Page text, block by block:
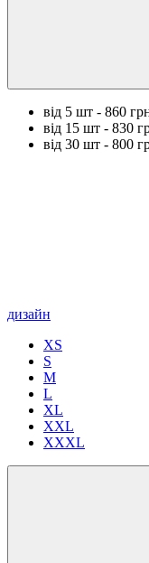
від 5 шт - 860
від 15 шт - 830
від 30 шт - 800
дизайн
XS
S
M
L
XL
XXL
XXXL